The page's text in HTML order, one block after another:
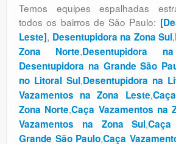
Temos equipes espalhadas
todos os bairros de São Paulo:
Leste], Desentupidora na Zona Sul,
Zona Norte,Desentupidora
Desentupidora na Grande São
no Litoral Sul,Desentupidora na
Vazamentos na Zona Leste,
Zona Norte,Caça Vazamentos na
Vazamentos na Zona Sul,
Grande São Paulo,Caça